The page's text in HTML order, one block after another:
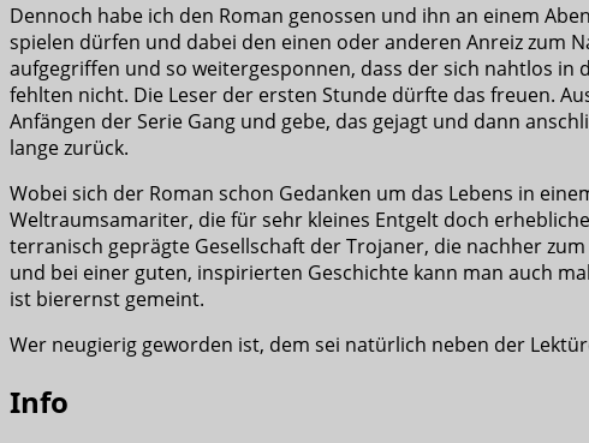
Dennoch habe ich den Roman genossen und ihn an einem
spielen dürfen und dabei den einen oder anderen Anreiz zum
aufgegriffen und so weitergesponnen, dass der sich nahtlos in
fehlten nicht. Die Leser der ersten Stunde dürfte das freuen.
Anfängen der Serie Gang und gebe, das gejagt und dann
lange zurück.
Wobei sich der Roman schon Gedanken um das Lebens in
Weltraumsamariter, die für sehr kleines Entgelt doch
terranisch geprägte Gesellschaft der Trojaner, die nachher
und bei einer guten, inspirierten Geschichte kann man auch
ist bierernst gemeint.
Wer neugierig geworden ist, dem sei natürlich neben der
Info